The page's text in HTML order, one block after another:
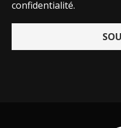
confidentialité.